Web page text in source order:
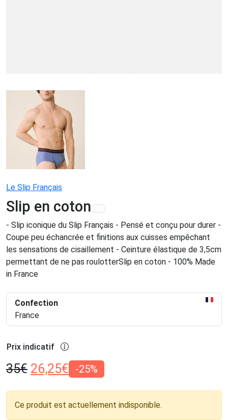
Le Slip Français
Slip en coton
- Slip iconique du Slip Français - Pensé et conçu pour durer -
Coupe peu échancrée et finitions aux cuisses empêchant
les sensations de cisaillement - Ceinture élastique de 3,5cm
permettant de ne pas roulotterSlip en coton - 100% Made
in France
Confection
France
Prix indicatif
35€ 26,25€ -25%
Ce produit est actuellement indisponible.